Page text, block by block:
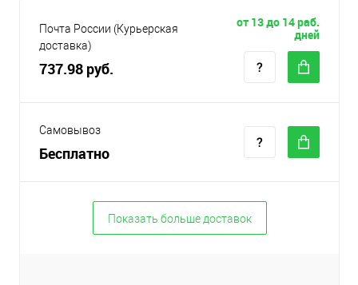
Почта России (Курьерская
доставка)
737.98 руб.
от 13 до 14 раб.
дней
Самовывоз
Бесплатно
Показать больше доставок